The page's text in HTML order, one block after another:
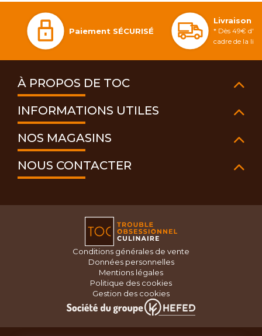
Paiement SÉCURISÉ
Livraison
* Dès 49€
cadre de la
À PROPOS DE TOC
INFORMATIONS UTILES
NOS MAGASINS
NOUS CONTACTER
Conditions générales de vente
Données personnelles
Mentions légales
Politique des cookies
Gestion des cookies